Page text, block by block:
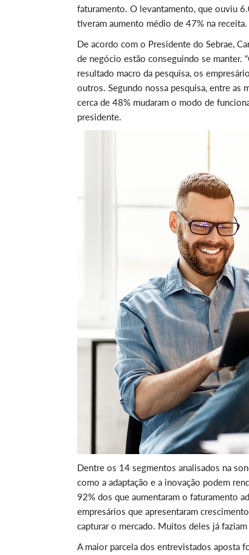
faturamento. O levantamento, que ouviu
tiveram aumento médio de 47% na receita.
De acordo com o Presidente do Sebrae,
de negócio estão conseguindo se manter.
resultado macro da pesquisa, os
outros. Segundo nossa pesquisa, entre as
cerca de 48% mudaram o modo de
presidente.
Dentre os 14 segmentos analisados na
como a adaptação e a inovação podem
92% dos que aumentaram o faturamento
empresários que apresentaram
capturar o mercado. Muitos deles já
A maior parcela dos entrevistados aposta